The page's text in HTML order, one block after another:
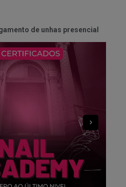
de unhas presencial